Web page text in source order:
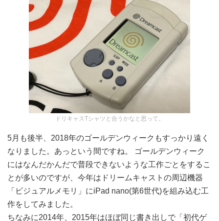
ドリキャスTシャツと合うかなと思って。
5月も後半、2018年のゴールデンウィークもすっかり遠く
なりました。あっという間ですね。 ゴールデンウィーク
にはなんだかんだで普段できないような工作ごとをするこ
とが多いのですが、今年はドリームキャストの周辺機器
「ビジュアルメモリ」にiPad nano(第6世代)を組み込む工
作をしてみました。
ちなみに2014年、2015年はほぼ同じ書き出しで「初代ゲ